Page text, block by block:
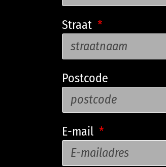
Straat
Postcode
E-mail